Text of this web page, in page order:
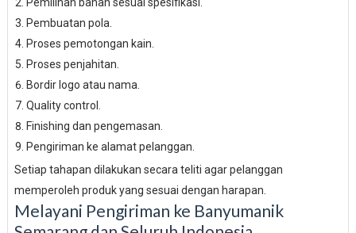
Pembuatan pola.
Proses pemotongan kain.
Proses penjahitan.
Bordir logo atau nama.
Quality control.
Finishing dan pengemasan.
Pengiriman ke alamat pelanggan.
Setiap tahapan dilakukan secara teliti agar pelanggan
memperoleh produk yang sesuai dengan harapan.
Melayani Pengiriman ke Banyumanik